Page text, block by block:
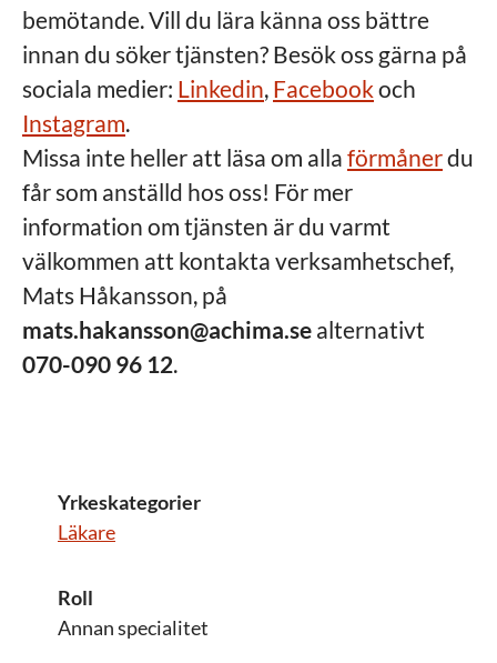
bemötande. Vill du lära känna oss bättre
innan du söker tjänsten? Besök oss gärna på
sociala medier: Linkedin, Facebookoch
Instagram.
Missa inte heller att läsa om alla förmånerdu
får som anställd hos oss! För mer
information om tjänsten är du varmt
välkommen att kontakta verksamhetschef,
Mats Håkansson, på
mats.hakansson@achima.se alternativt
070-090 96 12.
Yrkeskategorier
Läkare
Roll
Annan specialitet